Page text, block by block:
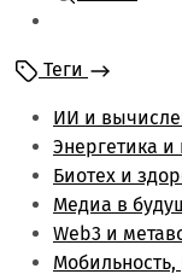
Биотех и
Финансы
Метаверс
космос
Теги
ИИ и
Энергетика и
Биотех и
Медиа в
Web3 и